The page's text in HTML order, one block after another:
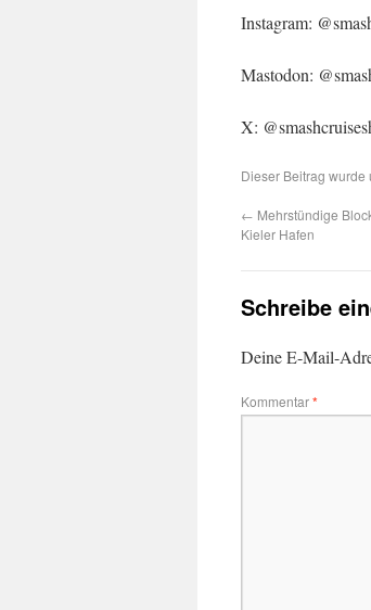
Instagram:
Mastodon:
X:
Dieser Beitrag wurde
← Mehrstündige
Kieler Hafen
Schreibe
Deine E-Mail-
Kommentar*